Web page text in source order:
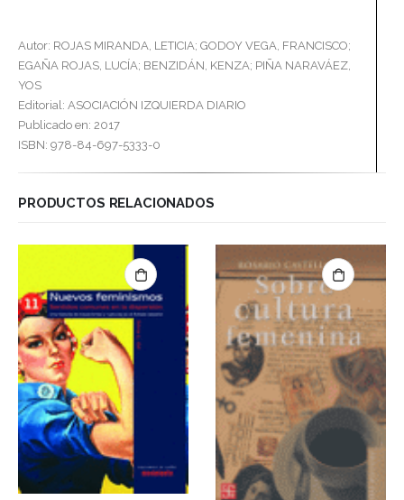
Autor: ROJAS MIRANDA, LETICIA; GODOY VEGA, FRANCISCO;
EGAÑA ROJAS, LUCÍA; BENZIDÁN, KENZA; PIÑA NARAVÁEZ,
YOS
Editorial: ASOCIACIÓN IZQUIERDA DIARIO
Publicado en: 2017
ISBN: 978-84-697-5333-0
PRODUCTOS RELACIONADOS